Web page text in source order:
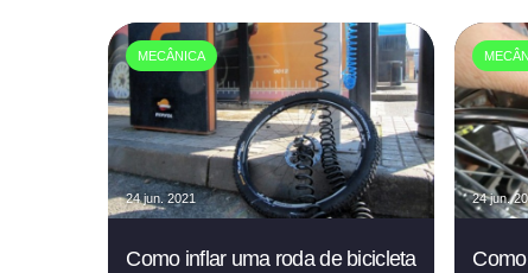
MECÂNICA
24 jun. 2021
Como inflar uma roda de bicicleta
24 jun.